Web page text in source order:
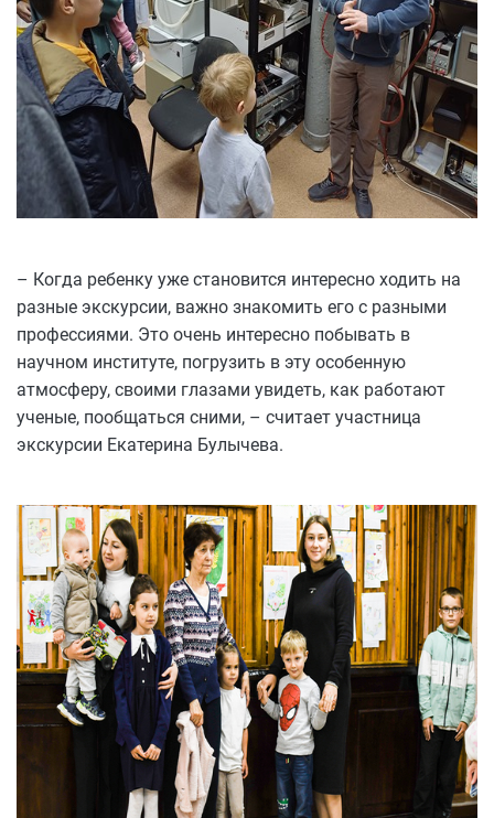
– Когда ребенку уже становится интересно ходить на
разные экскурсии, важно знакомить его с разными
профессиями. Это очень интересно побывать в
научном институте, погрузить в эту особенную
атмосферу, своими глазами увидеть, как работают
ученые, пообщаться сними, – считает участница
экскурсии Екатерина Булычева.